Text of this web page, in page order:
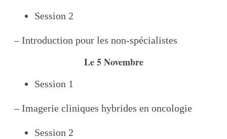
Session 2
– Introduction pour les non-spécialistes
Le 5 Novembre
Session 1
– Imagerie cliniques hybrides en oncologie
Session 2